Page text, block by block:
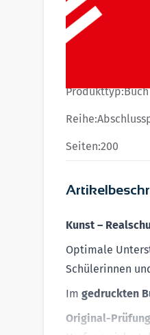
Kunst –
Optimale
Schülerinnen
Im gedruckten
Original-
Produktdetails
Produkttyp:Buch
Reihe:
Seiten:200